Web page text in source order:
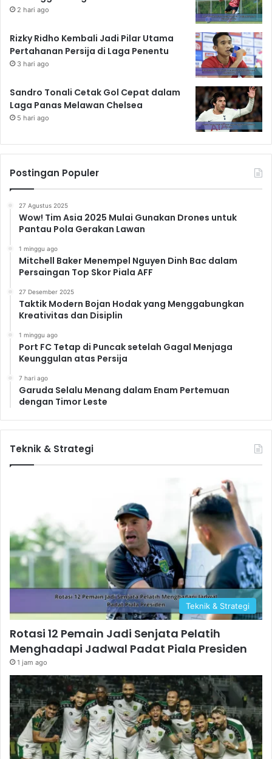
2 hari ago
Rizky Ridho Kembali Jadi Pilar Utama
Pertahanan Persija di Laga Penentu
3 hari ago
Sandro Tonali Cetak Gol Cepat dalam
Laga Panas Melawan Chelsea
5 hari ago
Postingan Populer
27 Agustus 2025
Wow! Tim Asia 2025 Mulai Gunakan Drones untuk
Pantau Pola Gerakan Lawan
1 minggu ago
Mitchell Baker Menempel Nguyen Dinh Bac dalam
Persaingan Top Skor Piala AFF
27 Desember 2025
Taktik Modern Bojan Hodak yang Menggabungkan
Kreativitas dan Disiplin
1 minggu ago
Port FC Tetap di Puncak setelah Gagal Menjaga
Keunggulan atas Persija
7 hari ago
Garuda Selalu Menang dalam Enam Pertemuan
dengan Timor Leste
Teknik & Strategi
Teknik & Strategi
Rotasi 12 Pemain Jadi Senjata Pelatih
Menghadapi Jadwal Padat Piala Presiden
1 jam ago